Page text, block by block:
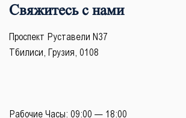
Свяжитесь с нами
Проспект Руставели N37
Тбилиси, Грузия, 0108
Рабочие Часы: 09:00 — 18:00